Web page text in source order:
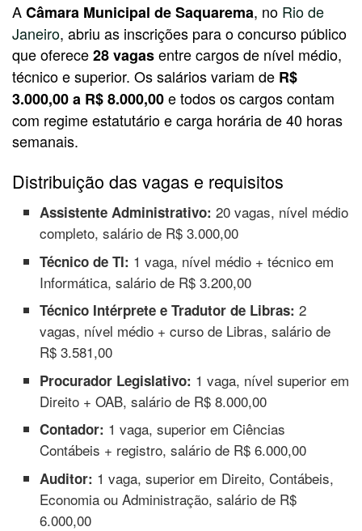
ACâmara Municipal de Saquarema, no Rio de
Janeiro, abriu as inscrições para o concurso público
que oferece28 vagasentre cargos de nível médio,
técnico e superior. Os salários variam de R$
3.000,00 a R$ 8.000,00e todos os cargos contam
com regime estatutário e carga horária de 40 horas
semanais.
Distribuição das vagas e requisitos
Assistente Administrativo: 20 vagas, nível médio
completo, salário de R$ 3.000,00
Técnico de TI: 1 vaga, nível médio + técnico em
Informática, salário de R$ 3.200,00
Técnico Intérprete e Tradutor de Libras: 2
vagas, nível médio + curso de Libras, salário de
R$ 3.581,00
Procurador Legislativo: 1 vaga, nível superior em
Direito + OAB, salário de R$ 8.000,00
Contador: 1 vaga, superior em Ciências
Contábeis + registro, salário de R$ 6.000,00
Auditor: 1 vaga, superior em Direito, Contábeis,
Economia ou Administração, salário de R$
6.000,00